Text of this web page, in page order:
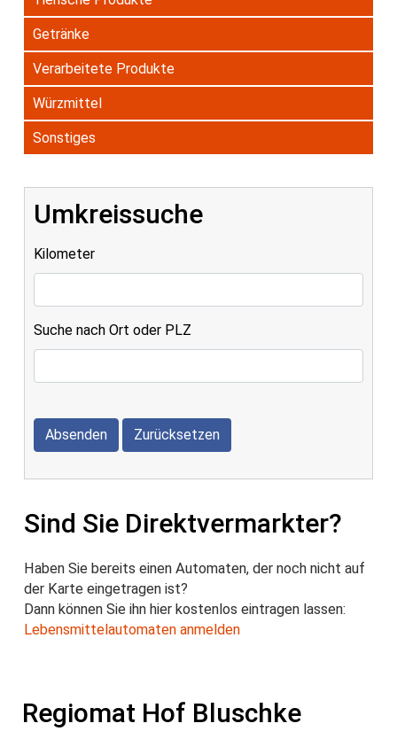
Regiomat Hof Bluschke
Getränke
Verarbeitete Produkte
Würzmittel
Sonstiges
Umkreissuche
Kilometer
Suche nach Ort oder PLZ
Absenden Zurücksetzen
Sind Sie Direktvermarkter?
Haben Sie bereits einen Automaten, der noch nicht auf
der Karte eingetragen ist?
Dann können Sie ihn hier kostenlos eintragen lassen:
Lebensmittelautomaten anmelden